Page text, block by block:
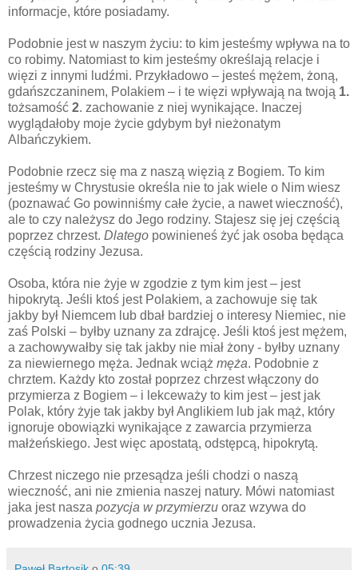
informacje, które posiadamy.
Podobnie jest w naszym życiu: to kim jesteśmy wpływa na to
co robimy. Natomiast to kim jesteśmy określają relacje i
więzi z innymi ludźmi. Przykładowo – jesteś mężem, żoną,
gdańszczaninem, Polakiem – i te więzi wpływają na twoją 1.
tożsamość 2. zachowanie z niej wynikające. Inaczej
wyglądałoby moje życie gdybym był nieżonatym
Albańczykiem.
Podobnie rzecz się ma z naszą więzią z Bogiem. To kim
jesteśmy w Chrystusie określa nie to jak wiele o Nim wiesz
(poznawać Go powinniśmy całe życie, a nawet wieczność),
ale to czy należysz do Jego rodziny. Stajesz się jej częścią
poprzez chrzest. Dlatego powinieneś żyć jak osoba będąca
częścią rodziny Jezusa.
Osoba, która nie żyje w zgodzie z tym kim jest – jest
hipokrytą. Jeśli ktoś jest Polakiem, a zachowuje się tak
jakby był Niemcem lub dbał bardziej o interesy Niemiec, nie
zaś Polski – byłby uznany za zdrajcę. Jeśli ktoś jest mężem,
a zachowywałby się tak jakby nie miał żony - byłby uznany
za niewiernego męża. Jednak wciąż męża. Podobnie z
chrztem. Każdy kto został poprzez chrzest włączony do
przymierza z Bogiem – i lekceważy to kim jest – jest jak
Polak, który żyje tak jakby był Anglikiem lub jak mąż, który
ignoruje obowiązki wynikające z zawarcia przymierza
małżeńskiego. Jest więc apostatą, odstępcą, hipokrytą.
Chrzest niczego nie przesądza jeśli chodzi o naszą
wieczność, ani nie zmienia naszej natury. Mówi natomiast
jaka jest nasza pozycja w przymierzu oraz wzywa do
prowadzenia życia godnego ucznia Jezusa.